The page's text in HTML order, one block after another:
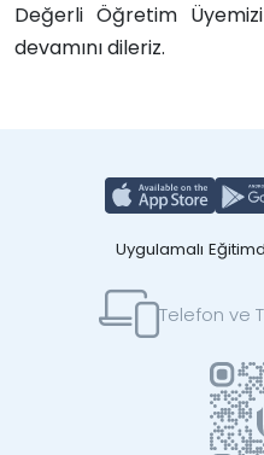
Değerli Öğretim
devamını dileriz.
Uygulamalı
Telefon ve